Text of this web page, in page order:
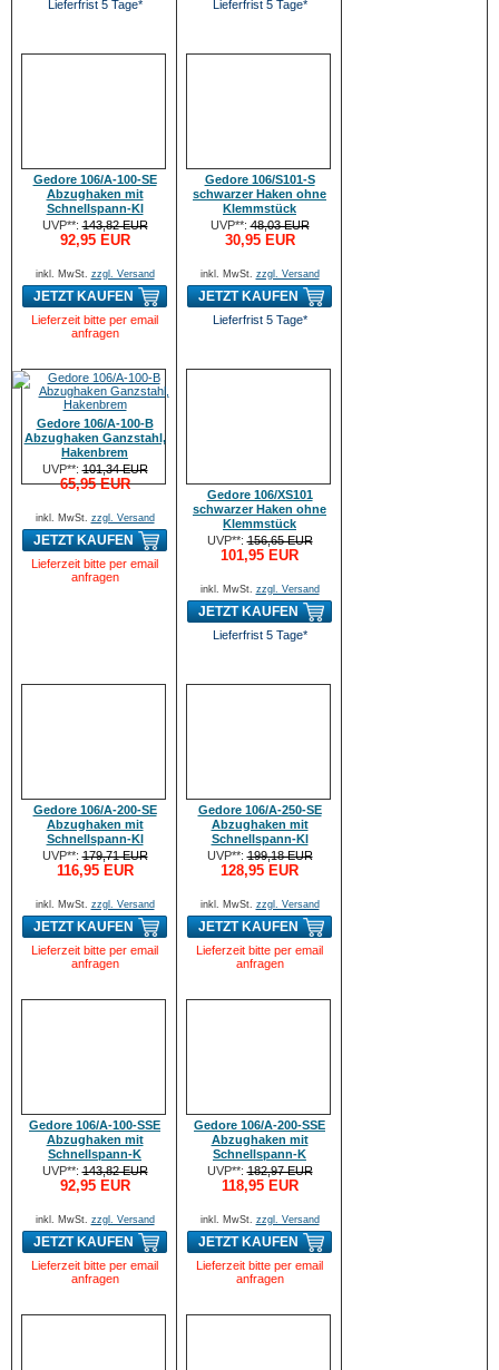
Lieferfrist 5 Tage* Lieferfrist 5 Tage*
Gedore 106/A-100-SE
Abzughaken mit
Schnellspann-Kl
UVP**:143,82 EUR
92,95 EUR
inkl. MwSt. zzgl. Versand
JETZT KAUFEN
Lieferzeit bitte per email
anfragen
Gedore 106/S101-S
schwarzer Haken ohne
Klemmstück
UVP**:48,03 EUR
30,95 EUR
inkl. MwSt. zzgl. Versand
JETZT KAUFEN
Lieferfrist 5 Tage*
Gedore 106/A-100-B
Abzughaken Ganzstahl,
Hakenbrem
UVP**:101,34 EUR
65,95 EUR
inkl. MwSt. zzgl. Versand
JETZT KAUFEN
Lieferzeit bitte per email
anfragen
Gedore 106/XS101
schwarzer Haken ohne
Klemmstück
UVP**:156,65 EUR
101,95 EUR
inkl. MwSt. zzgl. Versand
JETZT KAUFEN
Lieferfrist 5 Tage*
Gedore 106/A-200-SE
Abzughaken mit
Schnellspann-Kl
UVP**:179,71 EUR
116,95 EUR
inkl. MwSt. zzgl. Versand
JETZT KAUFEN
Lieferzeit bitte per email
anfragen
Gedore 106/A-250-SE
Abzughaken mit
Schnellspann-Kl
UVP**:199,18 EUR
128,95 EUR
inkl. MwSt. zzgl. Versand
JETZT KAUFEN
Lieferzeit bitte per email
anfragen
Gedore 106/A-100-SSE
Abzughaken mit
Schnellspann-K
UVP**:143,82 EUR
92,95 EUR
inkl. MwSt. zzgl. Versand
JETZT KAUFEN
Lieferzeit bitte per email
anfragen
Gedore 106/A-200-SSE
Abzughaken mit
Schnellspann-K
UVP**:182,97 EUR
118,95 EUR
inkl. MwSt. zzgl. Versand
JETZT KAUFEN
Lieferzeit bitte per email
anfragen